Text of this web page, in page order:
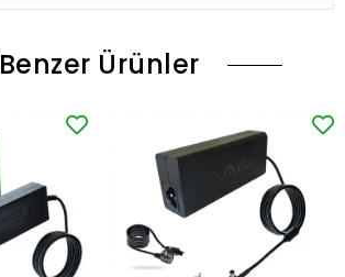
Benzer Ürünler